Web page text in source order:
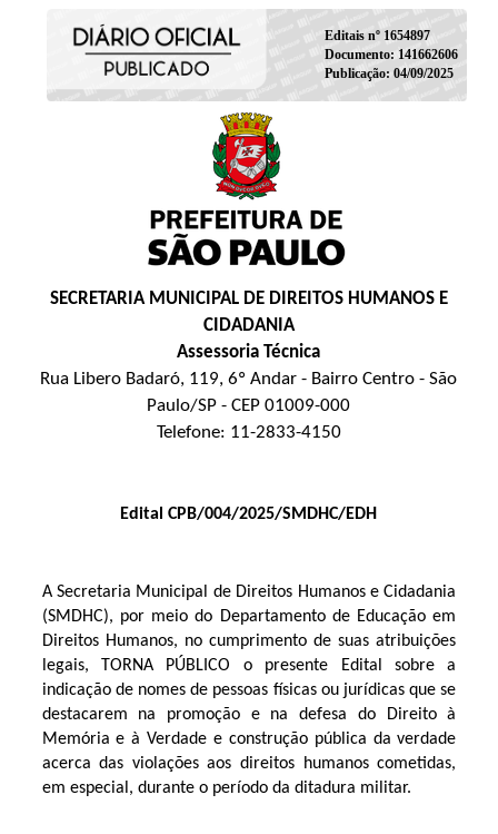
Editais nº 1654897
Documento: 141662606
Publicação: 04/09/2025
SECRETARIA MUNICIPAL DE DIREITOS HUMANOS E
CIDADANIA
Assessoria Técnica
Rua Libero Badaró, 119, 6º Andar - Bairro Centro - São
Paulo/SP - CEP 01009-000
Telefone: 11-2833-4150
Edital CPB/004/2025/SMDHC/EDH
A Secretaria Municipal de Direitos Humanos e Cidadania
(SMDHC), por meio do Departamento de Educação em
Direitos Humanos, no cumprimento de suas atribuições
legais, TORNA PÚBLICO o presente Edital sobre a
indicação de nomes de pessoas físicas ou jurídicas que se
destacarem na promoção e na defesa do Direito à
Memória e à Verdade e construção pública da verdade
acerca das violações aos direitos humanos cometidas,
em especial, durante o período da ditadura militar.